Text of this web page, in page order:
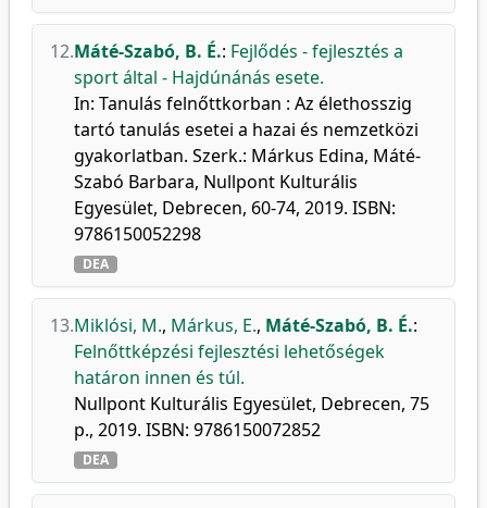
12.Máté-Szabó, B. É.: Fejlődés - fejlesztés a
sport által - Hajdúnánás esete.
In: Tanulás felnőttkorban : Az élethosszig
tartó tanulás esetei a hazai és nemzetközi
gyakorlatban. Szerk.: Márkus Edina, Máté-
Szabó Barbara, Nullpont Kulturális
Egyesület, Debrecen, 60-74, 2019. ISBN:
9786150052298
DEA
13.Miklósi, M., Márkus, E., Máté-Szabó, B. É.:
Felnőttképzési fejlesztési lehetőségek
határon innen és túl.
Nullpont Kulturális Egyesület, Debrecen, 75
p., 2019. ISBN: 9786150072852
DEA